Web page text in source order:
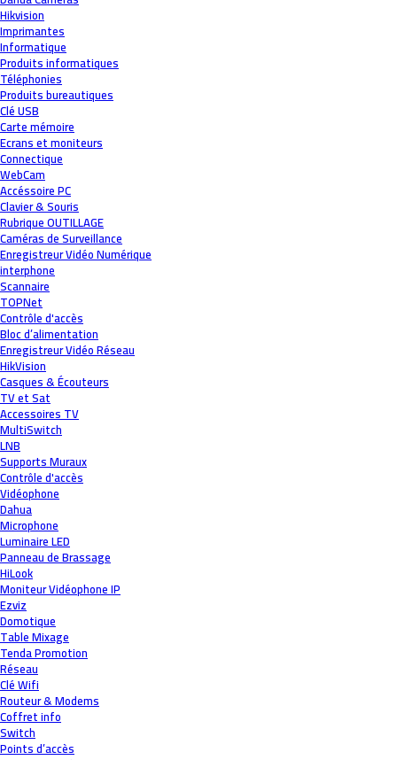
Hikvision
Imprimantes
Informatique
Produits informatiques
Téléphonies
Produits bureautiques
Clé USB
Carte mémoire
Ecrans et moniteurs
Connectique
WebCam
Accéssoire PC
Clavier & Souris
Rubrique OUTILLAGE
Caméras de Surveillance
Enregistreur Vidéo Numérique
interphone
Scannaire
TOPNet
Contrôle d'accès
Bloc d’alimentation
Enregistreur Vidéo Réseau
HikVision
Casques & Écouteurs
TV et Sat
Accessoires TV
MultiSwitch
LNB
Supports Muraux
Contrôle d'accès
Vidéophone
Dahua
Microphone
Luminaire LED
Panneau de Brassage
HiLook
Moniteur Vidéophone IP
Ezviz
Domotique
Table Mixage
Tenda Promotion
Réseau
Clé Wifi
Routeur & Modems
Coffret info
Switch
Points d’accès